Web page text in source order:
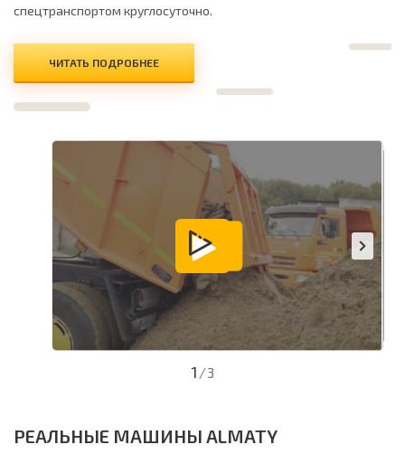
спецтранспортом круглосуточно.
ЧИТАТЬ ПОДРОБНЕЕ
1 /3
РЕАЛЬНЫЕ МАШИНЫ ALMATY